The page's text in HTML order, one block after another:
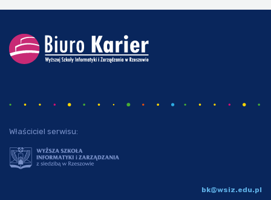
Właściciel serwisu:
bk@wsiz.edu.pl